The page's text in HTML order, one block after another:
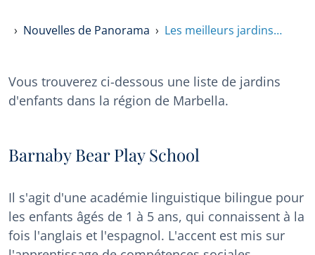
Nouvelles de Panorama Les meilleurs jardins…
Vous trouverez ci-dessous une liste de jardins
d'enfants dans la région de Marbella.
Barnaby Bear Play School
Il s'agit d'une académie linguistique bilingue pour
les enfants âgés de 1 à 5 ans, qui connaissent à la
fois l'anglais et l'espagnol. L'accent est mis sur